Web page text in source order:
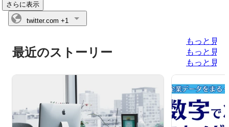
さらに表示
twitter.com +1
最近のストーリー
もっと見る
もっと見る
もっと見る